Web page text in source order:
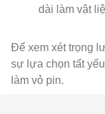
dài làm vật
Để xem xét trọng
sự lựa chọn tất
làm vỏ pin.